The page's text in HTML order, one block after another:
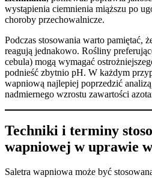
wystąpienia ciemnienia miąższu po
choroby przechowalnicze.
Podczas stosowania warto pamiętać,
reagują jednakowo. Rośliny
cebula) mogą wymagać
podnieść zbytnio pH. W każdym
wapniową najlepiej poprzedzić
nadmiernego wzrostu zawartości
Techniki i terminy
wapniowej w uprawie
Saletra wapniowa może być